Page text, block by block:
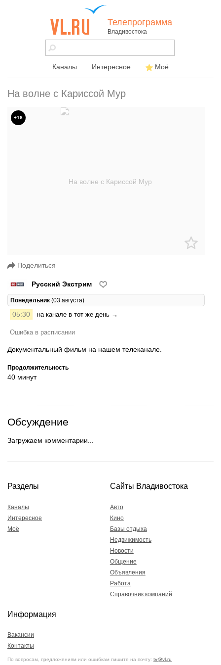
vl.ru - сайт
города
Телепрограмма
Владивостока
Каналы Интересное Моё
На волне с Кариссой Мур
+16
Поделиться
Русский Экстрим
Понедельник (03 августа)
05:30 на канале в тот же день →
Ошибка в расписании
Документальный фильм на нашем телеканале.
Продолжительность
40 минут
Обсуждение
Загружаем комментарии...
Разделы
Каналы
Интересное
Моё
Сайты Владивостока
Авто
Кино
Базы отдыха
Недвижимость
Новости
Общение
Объявления
Работа
Справочник компаний
Информация
Вакансии
Контакты
По вопросам, предложениям или ошибкам пишите на почту: tv@vl.ru